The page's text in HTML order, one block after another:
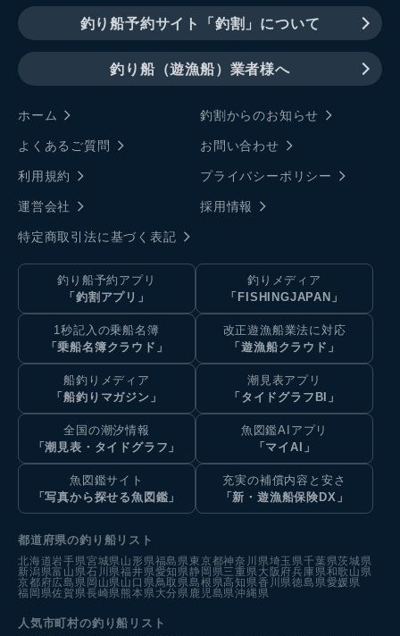
釣り船予約サイト「釣割」について
釣り船（遊漁船）業者様へ
ホーム 釣割からのお知らせ
よくあるご質問 お問い合わせ
利用規約 プライバシーポリシー
運営会社 採用情報
特定商取引法に基づく表記
釣り船予約アプリ
「釣割アプリ」
釣りメディア
「FISHINGJAPAN」
1秒記入の乗船名簿
「乗船名簿クラウド」
改正遊漁船業法に対応
「遊漁船クラウド」
船釣りメディア
「船釣りマガジン」
潮見表アプリ
「タイドグラフBI」
全国の潮汐情報
「潮見表・タイドグラフ」
魚図鑑AIアプリ
「マイAI」
魚図鑑サイト
「写真から探せる魚図鑑」
充実の補償内容と安さ
「新・遊漁船保険DX」
都道府県の釣り船リスト
北海道岩手県宮城県 山形県福島県 東京都神奈川県埼玉県千葉県茨城県
新潟県富山県石川県福井県愛知県静岡県三重県 大阪府兵庫県和歌山県
京都府広島県 岡山県 山口県 鳥取県島根県高知県香川県徳島県愛媛県
福岡県佐賀県長崎県 熊本県 大分県 鹿児島県沖縄県
人気市町村の釣り船リスト